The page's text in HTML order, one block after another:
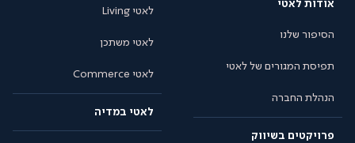
אודות לאטי
הסיפור שלנו
תפיסת המגורים של לאטי
הנהלת החברה
פרויקטים בשיווק
לאטי Living
לאטי משתכן
לאטי Commerce
לאטי במדיה